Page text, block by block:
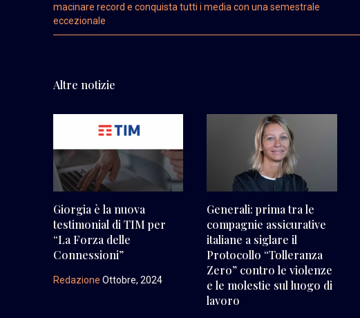
macinare record e conquista tutti i media con una semestrale
eccezionale
Altre notizie
Giorgia è la nuova
testimonial di TIM per
“La Forza delle
Connessioni”
Redazione Ottobre, 2024
Generali: prima tra le
compagnie assicurative
italiane a siglare il
Protocollo “Tolleranza
Zero” contro le violenze
e le molestie sul luogo di
lavoro